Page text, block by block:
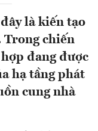
là kiến tạo
Trong chiến
đang được
hạ tầng phát
cung nhà